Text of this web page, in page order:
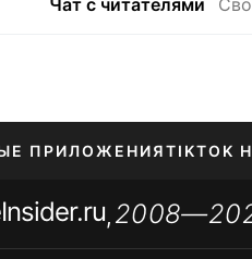
Чат с читателями
ПРИЛОЖЕНИЯTIKTOK
KAKAOTALK, B…
,